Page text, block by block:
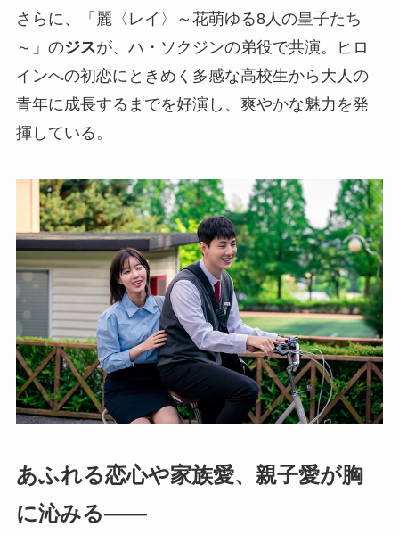
さらに、「麗〈レイ〉～花萌ゆる8人の皇子たち
～」のジスが、ハ・ソクジンの弟役で共演。ヒロ
インへの初恋にときめく多感な高校生から大人の
青年に成長するまでを好演し、爽やかな魅力を発
揮している。
あふれる恋心や家族愛、親子愛が胸
に沁みる――